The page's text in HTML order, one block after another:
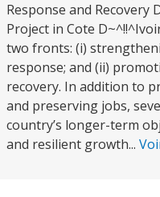
Response and Recovery
Project in Cote
two fronts: (i)
response; and (ii)
recovery. In addition to
and preserving jobs,
country’s longer-term
and resilient growth...